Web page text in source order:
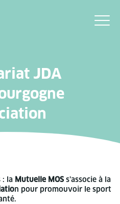
JDA
: la Mutuelle MOS s’associe à la
n pour promouvoir le sport